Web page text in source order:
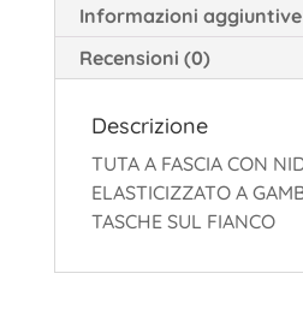
Informazioni aggiuntive
Recensioni (0)
Descrizione
TUTA A FASCIA CON
ELASTICIZZATO A
TASCHE SUL FIANCO